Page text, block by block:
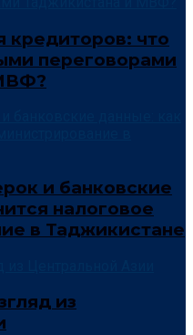
кредиторов: что
переговорами
и банковские
налоговое
в Таджикистане
из